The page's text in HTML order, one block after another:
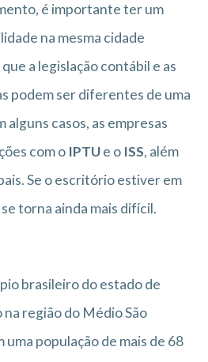
é importante ter um
na mesma cidade
a legislação contábil e as
podem ser diferentes de uma
alguns casos, as empresas
com o IPTUe o ISS, além
Se o escritório estiver em
torna ainda mais difícil.
brasileiro do estado de
região do Médio São
uma população de mais de 68